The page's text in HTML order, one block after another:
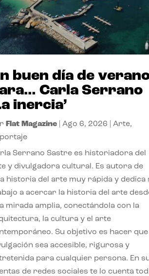
buen día de
Carla Serrano
inercia’
Flat Magazine| Ago 6, 2026 Arte,
Serrano Sastre es historiadora del
y divulgadora cultural. Es autora de
historia del arte muy rápida y dedica
a acercar la historia del arte
mirada amplia, conectándola con la
la cultura y el arte
Su objetivo es hacer que
sea accesible, rigurosa y
para cualquier persona. En
de redes sociales te lo cuenta